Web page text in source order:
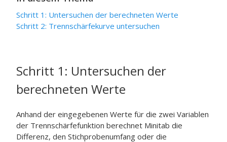
Schritt 1: Untersuchen der berechneten Werte
Schritt 2: Trennschärfekurve untersuchen
Schritt 1: Untersuchen der
berechneten Werte
Anhand der eingegebenen Werte für die zwei Variablen
der Trennschärfefunktion berechnet Minitab die
Differenz, den Stichprobenumfang oder die